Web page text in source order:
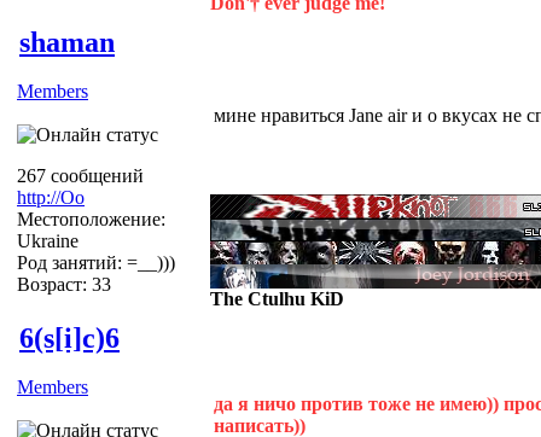
shaman
Members
267 сообщений
http://Оо
Местоположение:
Ukraine
Род занятий: =__)))
Возраст: 33
мине нравиться Jane air и о вкусах не
The Ctulhu KiD
6(s[i]c)6
Members
да я ничо против тоже не имею))
написать))